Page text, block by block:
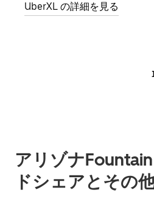
UberXL の詳細を見る
アリゾナ
ドシェアとその